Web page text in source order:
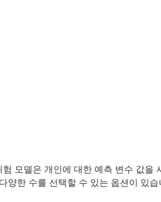
모델은 개인에 대한 예측 변수 값을
양한 수를 선택할 수 있는 옵션이 있